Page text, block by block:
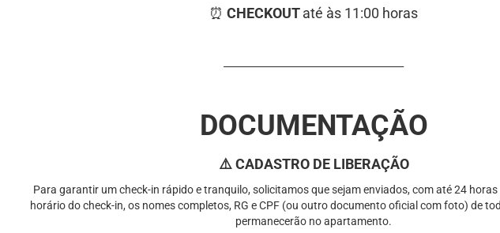
⏰ ⁠ CHECKOUTaté às 11:00 horas
DOCUMENTAÇÃO
⚠️ CADASTRO DE LIBERAÇÃO
Para garantir um check-in rápido e tranquilo, solicitamos que sejam enviados, com até 24
horário do check-in, os nomes completos, RG e CPF (ou outro documento oficial com foto) de
permanecerão no apartamento.